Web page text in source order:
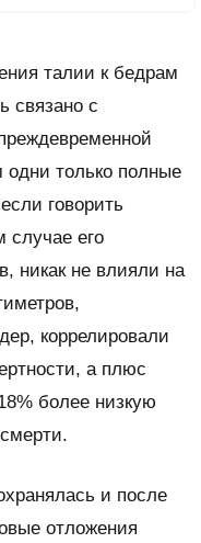
талии к бедрам
связано с
только полные
говорить
случае его
никак не влияли на
коррелировали
а плюс
более низкую
и после
отложения